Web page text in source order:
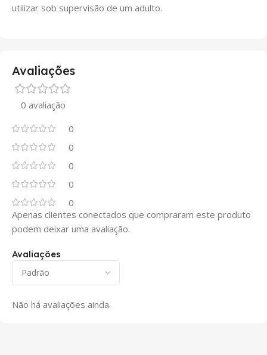
utilizar sob supervisão de um adulto.
Avaliações
0 avaliação
0
0
0
0
0
Avaliações
Não há avaliações ainda.
Apenas clientes conectados que compraram este produto
podem deixar uma avaliação.